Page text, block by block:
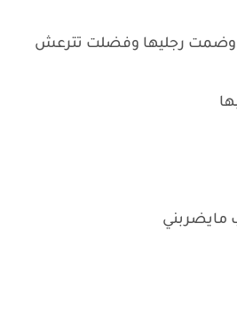
وضمت رجليها وفضلت تترعش
مايضربني